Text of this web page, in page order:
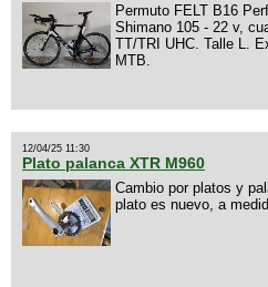
Permuto FELT B16
Shimano 105 - 22 v,
TT/TRI UHC. Talle L.
MTB.
12/04/25 11:30
Plato palanca XTR M960
Cambio por platos y
plato es nuevo, a